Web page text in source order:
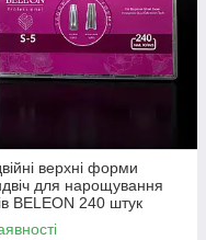
верхні форми
для нарощування
BELEON 240 штук